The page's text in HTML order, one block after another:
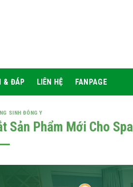
& ĐÁP LIÊN HỆ FANPAGE
SINH ĐÔNG Y
Sản Phẩm Mới Cho Spa